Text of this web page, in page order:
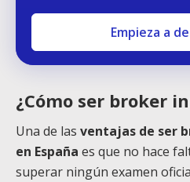
Empieza a
¿Cómo ser broker
Una de las ventajas de ser
en España es que no hace
superar ningún examen